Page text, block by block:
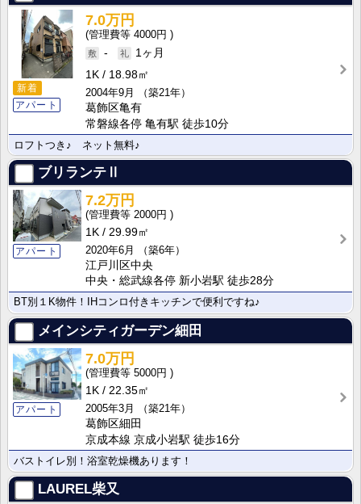
新着
アパート
7.0万円
4000円
-
1ヶ月
1K
18.98㎡
2004年9月
（築21年）
葛飾区亀有
常磐線各停 亀有駅 徒歩10分
ロフトつき♪ ネット無料♪
ブリランテⅡ
アパート
7.2万円
2000円
1K
29.99㎡
2020年6月
（築6年）
江戸川区中央
中央・総武線各停 新小岩駅 徒歩28分
BT別１K物件！IHコンロ付きキッチンで便利ですね♪
メインシティガーデン細田
アパート
7.0万円
5000円
1K
22.35㎡
2005年3月
（築21年）
葛飾区細田
京成本線 京成小岩駅 徒歩16分
バストイレ別！浴室乾燥機あります！
LAUREL柴又